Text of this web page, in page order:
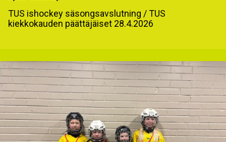
TUS ishockey säsongsavslutning / TUS
kiekkokauden päättäjäiset 28.4.2026